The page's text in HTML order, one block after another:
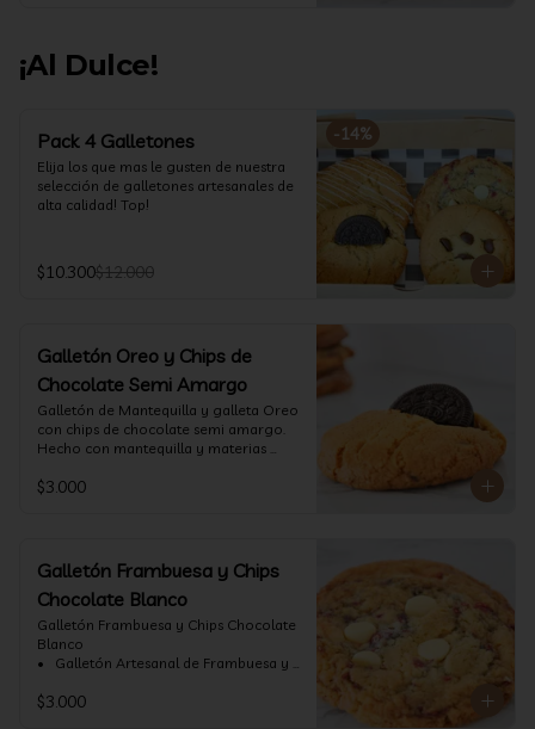
¡Al Dulce!
-14%
Pack 4 Galletones
Elija los que mas le gusten de nuestra
selección de galletones artesanales de
alta calidad! Top!
$10.300$12.000
Galletón Oreo y Chips de
Chocolate Semi Amargo
⁠Galletón de Mantequilla y galleta Oreo
con chips de chocolate semi amargo.
Hecho con mantequilla y materias
$3.000
Galletón Frambuesa y Chips
Chocolate Blanco
Galletón Frambuesa y Chips Chocolate
Blanco
•⁠  ⁠ Galletón Artesanal de Frambuesa y
con mantequilla y materias primas de
$3.000